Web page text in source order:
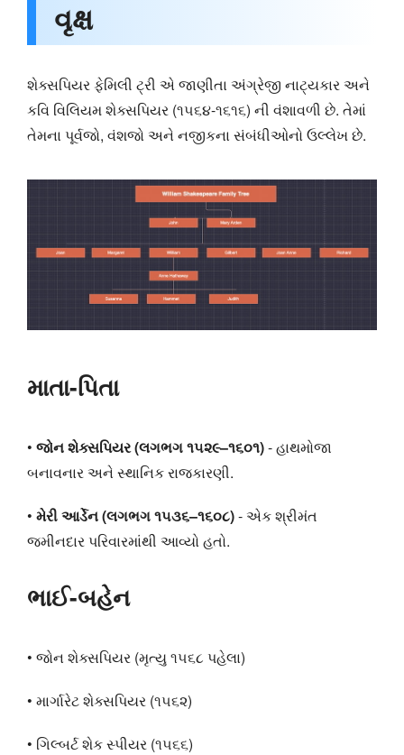
વૃક્ષ
શેક્સપિયર ફેમિલી ટ્રી એ જાણીતા અંગ્રેજી નાટ્યકાર અને
કવિ વિલિયમ શેક્સપિયર (૧૫૬૪-૧૬૧૬) ની વંશાવળી છે. તેમાં
તેમના પૂર્વજો, વંશજો અને નજીકના સંબંધીઓનો ઉલ્લેખ છે.
માતા-પિતા
• જોન શેક્સપિયર (લગભગ ૧૫૨૯–૧૬૦૧)- હાથમોજા
બનાવનાર અને સ્થાનિક રાજકારણી.
• મેરી આર્ડેન (લગભગ ૧૫૩૬–૧૬૦૮)- એક શ્રીમંત
જમીનદાર પરિવારમાંથી આવ્યો હતો.
ભાઈ-બહેન
• જોન શેક્સપિયર (મૃત્યુ ૧૫૬૮ પહેલા)
• માર્ગારેટ શેક્સપિયર (૧૫૬૨)
• ગિલ્બર્ટ શેક સ્પીયર (૧૫૬૬)